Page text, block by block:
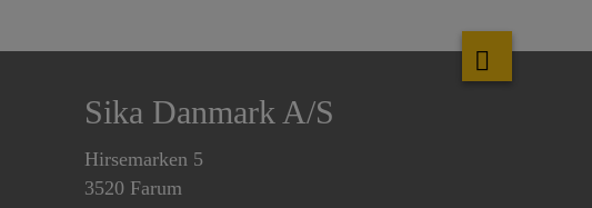
Sika Danmark A/S
Hirsemarken 5
3520 Farum